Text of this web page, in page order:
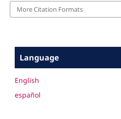
More Citation Formats
Language
English
español